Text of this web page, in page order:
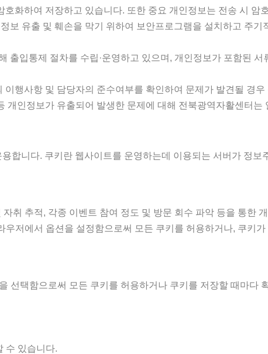
화하여 저장하고 있습니다. 또한 중요 개인정보는 전송 시 암
유출 및 훼손을 막기 위하여 보안프로그램을 설치하고 주기
입통제 절차를 수립·운영하고 있으며, 개인정보가 포함된
행사항 및 담당자의 준수여부를 확인하여 문제가 발견될 경
인정보가 유출되어 발생한 문제에 대해 전북광역자활센터는
합니다. 쿠키란 웹사이트를 운영하는데 이용되는 서버가 정보
취 추적, 각종 이벤트 참여 정도 및 방문 회수 파악 등을 통한
저에서 옵션을 설정함으로써 모든 쿠키를 허용하거나, 쿠키
택함으로써 모든 쿠키를 허용하거나 쿠키를 저장할 때마다
수 있습니다.